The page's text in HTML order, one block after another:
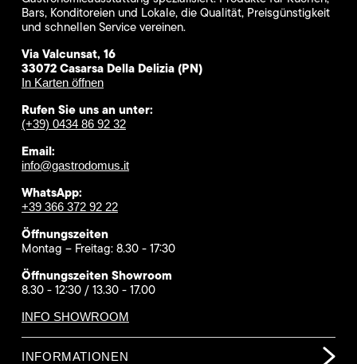
Bars, Konditoreien und Lokale, die Qualität, Preisgünstigkeit
und schnellen Service vereinen.
Via Valcunsat, 16
33072 Casarsa Della Delizia (PN)
In Karten öffnen
Rufen Sie uns an unter:
(+39) 0434 86 92 32
Email:
info@gastrodomus.it
WhatsApp:
+39 366 372 92 22
Öffnungszeiten
Montag – Freitag: 8.30 - 17:30
Öffnungszeiten Showroom
8.30 - 12:30 / 13.30 - 17.00
INFO SHOWROOM
INFORMATIONEN